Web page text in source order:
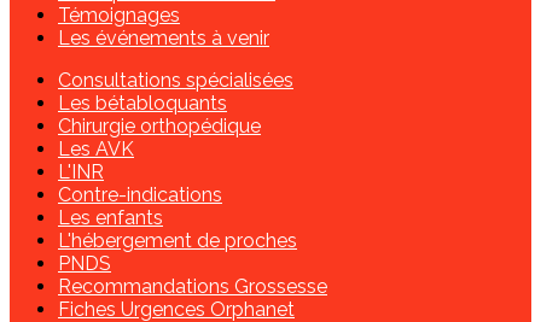
Témoignages
Les événements à venir
Consultations spécialisées
Les bétabloquants
Chirurgie orthopédique
Les AVK
L'INR
Contre-indications
Les enfants
L'hébergement de proches
PNDS
Recommandations Grossesse
Fiches Urgences Orphanet